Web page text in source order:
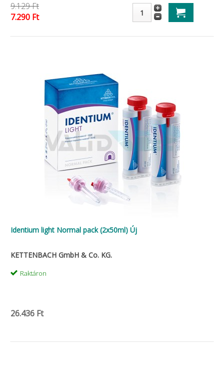
9.129 Ft
7.290 Ft
Identium light Normal pack (2x50ml) Új
KETTENBACH GmbH & Co. KG.
Raktáron
26.436 Ft